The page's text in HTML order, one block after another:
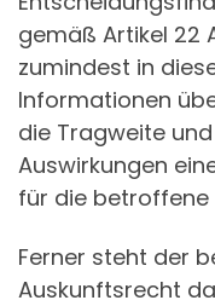
gemäß Artikel 22
zumindest in
Informationen
die Tragweite
Auswirkungen
für die betroffene
Ferner steht der
Auskunftsrecht